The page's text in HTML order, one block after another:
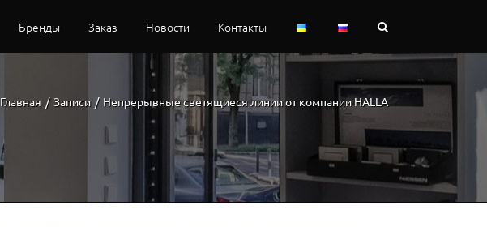
Бренды Заказ Новости Контакты
Главная / Записи / Непрерывные светящиеся линии от компании HALLA